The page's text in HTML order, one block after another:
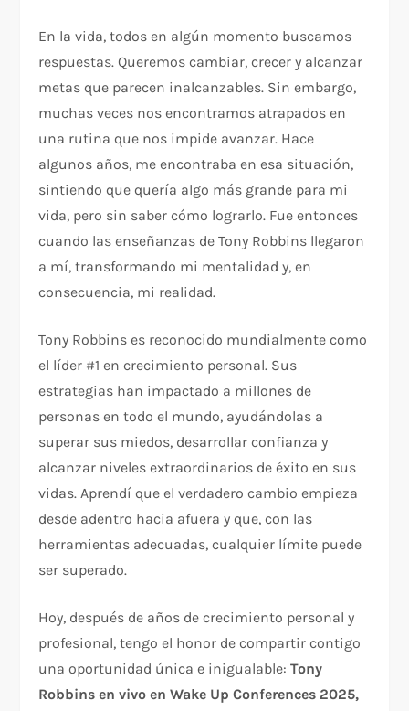
En la vida, todos en algún momento buscamos
respuestas. Queremos cambiar, crecer y alcanzar
metas que parecen inalcanzables. Sin embargo,
muchas veces nos encontramos atrapados en
una rutina que nos impide avanzar. Hace
algunos años, me encontraba en esa situación,
sintiendo que quería algo más grande para mi
vida, pero sin saber cómo lograrlo. Fue entonces
cuando las enseñanzas de Tony Robbins llegaron
a mí, transformando mi mentalidad y, en
consecuencia, mi realidad.
Tony Robbins es reconocido mundialmente como
el líder #1 en crecimiento personal. Sus
estrategias han impactado a millones de
personas en todo el mundo, ayudándolas a
superar sus miedos, desarrollar confianza y
alcanzar niveles extraordinarios de éxito en sus
vidas. Aprendí que el verdadero cambio empieza
desde adentro hacia afuera y que, con las
herramientas adecuadas, cualquier límite puede
ser superado.
Hoy, después de años de crecimiento personal y
profesional, tengo el honor de compartir contigo
una oportunidad única e inigualable:Tony
Robbins en vivo en Wake Up Conferences 2025,